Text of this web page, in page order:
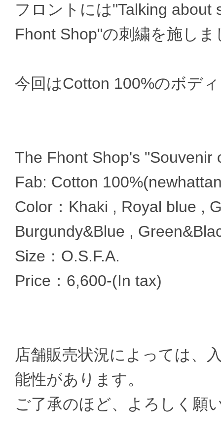
フロントには"Talking about
Fhont Shop"の刺繍を施しま
今回はCotton 100%のボデ
The Fhont Shop's "Souvenir
Fab: Cotton
Color：Khaki , Royal blue ,
Burgundy&Blue ,
Size：O.S.F.A.
Price：6,600-(In tax)
店舗販売状況によっては、
能性があります。
ご了承のほど、よろしく願